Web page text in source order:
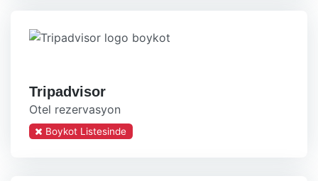
Tripadvisor
Otel rezervasyon
Boykot Listesinde